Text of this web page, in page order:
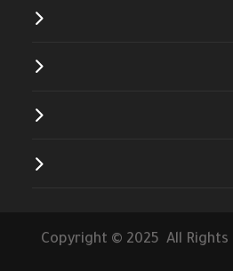
Copyright © 2025 All Rights